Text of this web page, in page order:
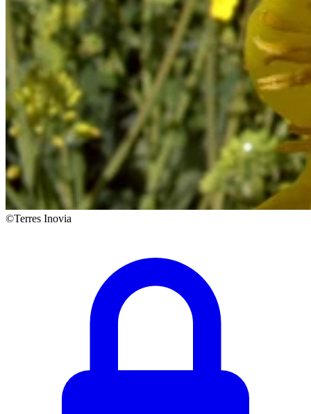
©Terres Inovia